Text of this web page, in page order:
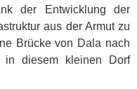
der Entwicklung der
aus der Armut zu
Brücke von Dala nach
in diesem kleinen Dorf